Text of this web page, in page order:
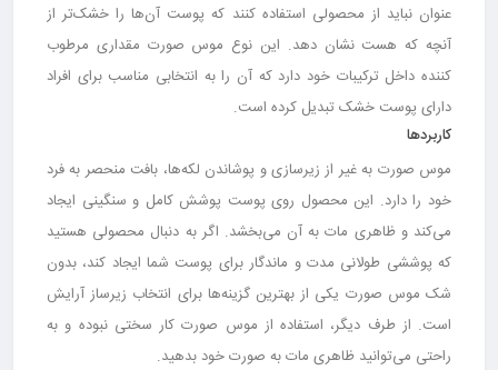
عنوان نباید از محصولی استفاده کنند که پوست آن‌ها را خشک‌تر از
آنچه که هست نشان دهد. این نوع موس صورت مقداری مرطوب
کننده داخل ترکیبات خود دارد که آن را به انتخابی مناسب برای افراد
دارای پوست خشک تبدیل کرده است.
کاربردها
موس صورت به غیر از زیرسازی و پوشاندن لکه‌ها، بافت منحصر به فرد
خود را دارد. این محصول روی پوست پوشش کامل و سنگینی ایجاد
می‌کند و ظاهری مات به آن می‌بخشد. اگر به دنبال محصولی هستید
که پوششی طولانی مدت و ماندگار برای پوست شما ایجاد کند، بدون
شک موس صورت یکی از بهترین گزینه‌ها برای انتخاب زیرساز آرایش
است. از طرف دیگر، استفاده از موس صورت کار سختی نبوده و به
راحتی می‌توانید ظاهری مات به صورت خود بدهید.